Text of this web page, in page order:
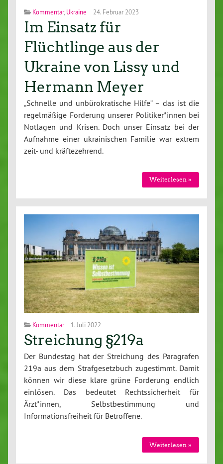
Kommentar, Ukraine 24. Februar 2023
Im Einsatz für
Flüchtlinge aus der
Ukraine von Lissy und
Hermann Meyer
„Schnelle und unbürokratische Hilfe“ – das ist die
regelmäßige Forderung unserer Politiker*innen bei
Notlagen und Krisen. Doch unser Einsatz bei der
Aufnahme einer ukrainischen Familie war extrem
zeit- und kräftezehrend.
Weiterlesen »
Kommentar 1. Juli 2022
Streichung §219a
Der Bundestag hat der Streichung des Paragrafen
219a aus dem Strafgesetzbuch zugestimmt. Damit
können wir diese klare grüne Forderung endlich
einlösen. Das bedeutet Rechtssicherheit für
Ärzt*innen, Selbstbestimmung und
Informationsfreiheit für Betroffene.
Weiterlesen »